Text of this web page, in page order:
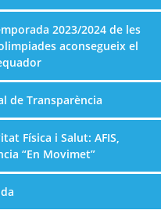
2023/2024 de les
aconsegueix el
de Transparència
Física i Salut: AFIS,
“En Movimet”